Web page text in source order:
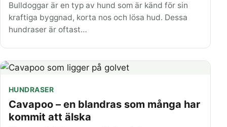
Bulldoggar är en typ av hund som är känd för sin
kraftiga byggnad, korta nos och lösa hud. Dessa
hundraser är oftast…
HUNDRASER
Cavapoo – en blandras som många har
kommit att älska